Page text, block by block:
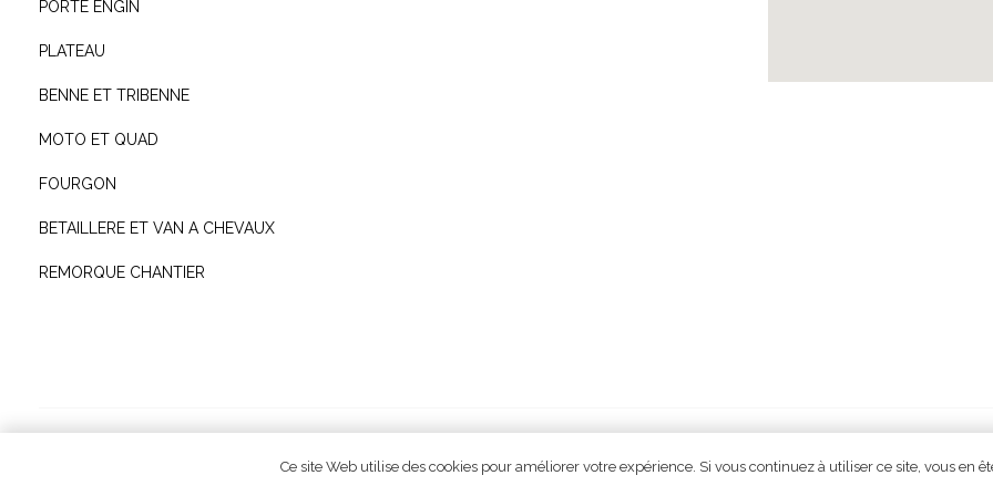
PORTE ENGIN
PLATEAU
BENNE ET TRIBENNE
MOTO ET QUAD
FOURGON
BETAILLERE ET VAN A CHEVAUX
REMORQUE CHANTIER
Ce site Web utilise des cookies pour améliorer votre expérience. Si vous continuez à utiliser ce site, vous en